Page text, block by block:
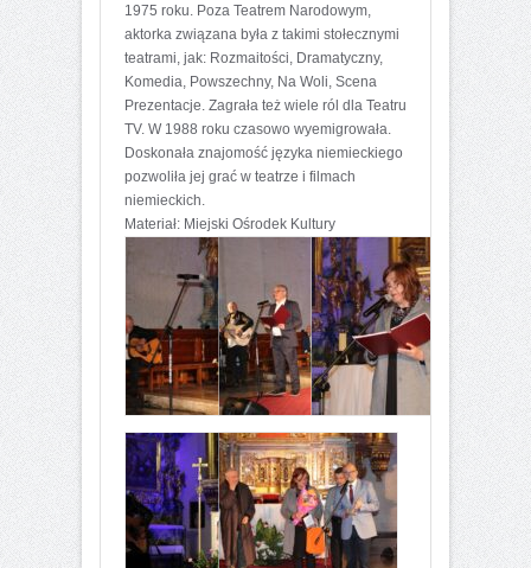
1975 roku. Poza Teatrem Narodowym,
aktorka związana była z takimi stołecznymi
teatrami, jak: Rozmaitości, Dramatyczny,
Komedia, Powszechny, Na Woli, Scena
Prezentacje. Zagrała też wiele ról dla Teatru
TV. W 1988 roku czasowo wyemigrowała.
Doskonała znajomość języka niemieckiego
pozwoliła jej grać w teatrze i filmach
niemieckich.
Materiał: Miejski Ośrodek Kultury